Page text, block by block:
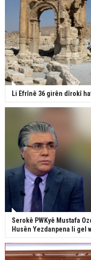
Li Efrînê 36 girên dîrokî
Serokê PWKyê Mustafa
Husên Yezdanpena li gel